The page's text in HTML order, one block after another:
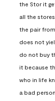
the Stor it
all the
the pair
does not
do not buy
it because
who in life
a bad